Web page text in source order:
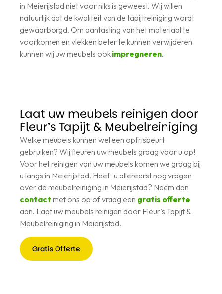
in Meierijstad niet voor niks is geweest. Wij willen
natuurlijk dat de kwaliteit van de tapijtreiniging wordt
gewaarborgd. Om aantasting van het materiaal te
voorkomen en vlekken beter te kunnen verwijderen
kunnen wij uw meubels ook impregneren.
Laat uw meubels reinigen door
Fleur’s Tapijt & Meubelreiniging
Welke meubels kunnen wel een opfrisbeurt
gebruiken? Wij fleuren uw meubels graag voor u op!
Voor het reinigen van uw meubels komen we graag bij
u langs in Meierijstad. Heeft u allereerst nog vragen
over de meubelreiniging in Meierijstad? Neem dan
contact met ons op of vraag een gratis offerte
aan. Laat uw meubels reinigen door Fleur’s Tapijt &
Meubelreiniging in Meierijstad.
Gratis Offerte